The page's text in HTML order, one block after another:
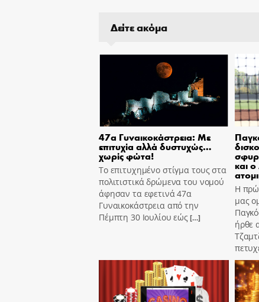
Δείτε ακόμα
47α Γυναικοκάστρεια: Με
επιτυχία αλλά δυστυχώς…
χωρίς φώτα!
Το επιτυχημένο στίγμα τους στα
πολιτιστικά δρώμενα του νομού
άφησαν τα εφετινά 47α
Γυναικοκάστρεια από την
Πέμπτη 30 Ιουλίου εώς[…]
και
Η
μας
ήρθε